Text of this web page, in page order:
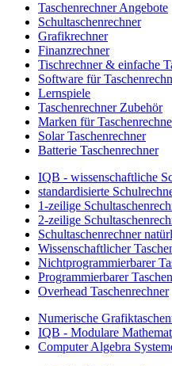
Taschenrechner Angebote
Schultaschenrechner
Grafikrechner
Finanzrechner
Tischrechner & einfache
Software für
Lernspiele
Taschenrechner Zubehör
Marken für
Solar Taschenrechner
Batterie Taschenrechner
IQB - wissenschaftliche
standardisierte
1-zeilige
2-zeilige
Schultaschenrechner
Wissenschaftlicher
Nichtprogrammierbarer
Programmierbarer
Overhead Taschenrechner
Numerische
IQB - Modulare
Computer Algebra